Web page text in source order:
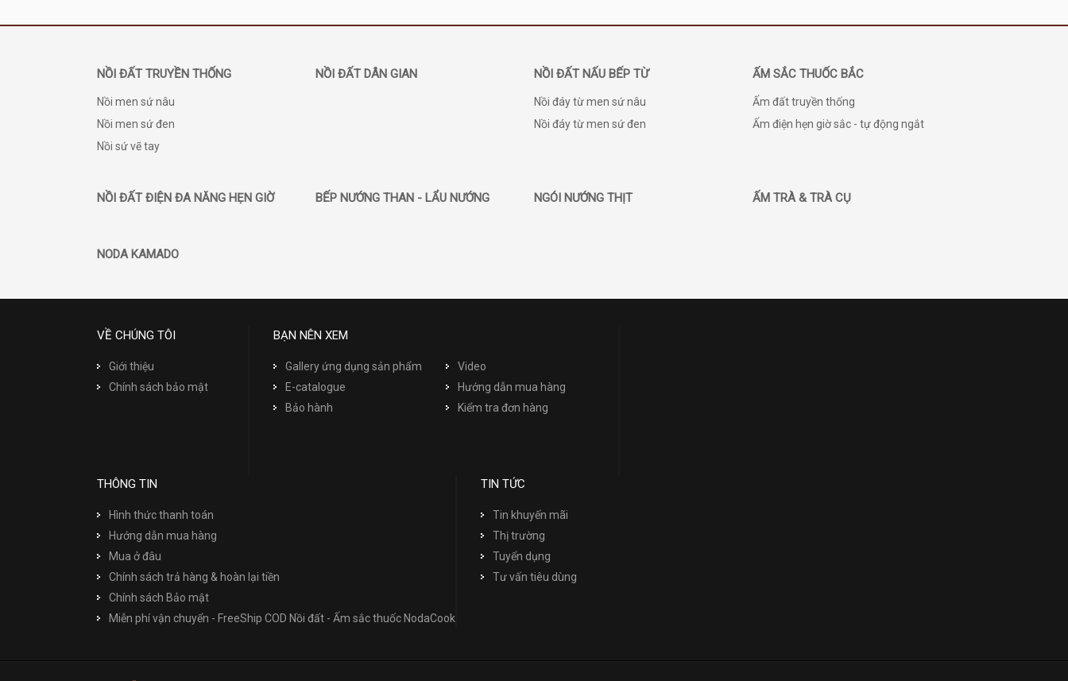
NỒI ĐẤT TRUYỀN THỐNG
Nồi men sứ nâu
Nồi men sứ đen
Nồi sứ vẽ tay
NỒI ĐẤT DÂN GIAN NỒI ĐẤT NẤU BẾP TỪ
Nồi đáy từ men sứ nâu
Nồi đáy từ men sứ đen
ẤM SẮC THUỐC BẮC
Ấm đất truyền thống
Ấm điện hẹn giờ sắc - tự động ngắt
NỒI ĐẤT ĐIỆN ĐA NĂNG HẸN GIỜ BẾP NƯỚNG THAN - LẨU NƯỚNG NGÓI NƯỚNG THỊT ẤM TRÀ & TRÀ CỤ
NODA KAMADO
VỀ CHÚNG TÔI
Giới thiệu
Chính sách bảo mật
BẠN NÊN XEM
Gallery ứng dụng sản phẩm
Video
E-catalogue
Hướng dẫn mua hàng
Bảo hành
Kiểm tra đơn hàng
THÔNG TIN
Hình thức thanh toán
Hướng dẫn mua hàng
Mua ở đâu
Chính sách trả hàng & hoàn lại tiền
Chính sách Bảo mật
Miễn phí vận chuyển - FreeShip COD Nồi đất - Ấm sắc thuốc NodaCook
TIN TỨC
Tin khuyến mãi
Thị trường
Tuyển dụng
Tư vấn tiêu dùng